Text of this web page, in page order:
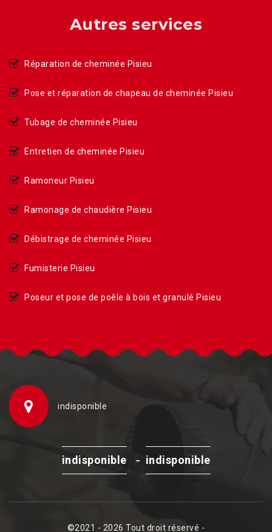
Autres services
Réparation de cheminée Pisieu
Pose et réparation de chapeau de cheminée Pisieu
Tubage de cheminée Pisieu
Entretien de cheminée Pisieu
Ramoneur Pisieu
Ramonage de chaudière Pisieu
Débistrage de cheminée Pisieu
Fumisterie Pisieu
Poseur et pose de poêle à bois et granulé Pisieu
indisponible
indisponible - indisponible
©2021 - 2026 Tout droit réservé -